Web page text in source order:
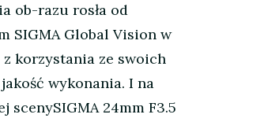
ob-razu rosła od
SIGMA Global Vision w
z korzystania ze swoich
wykonania. I na
scenySIGMA 24mm F3.5